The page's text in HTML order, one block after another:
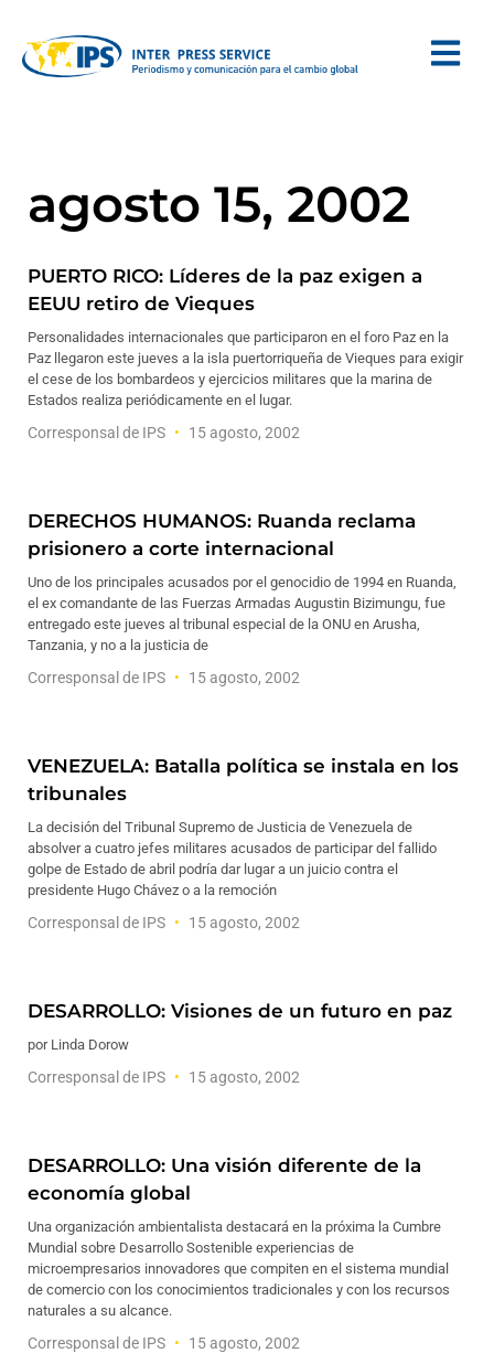
agosto 15, 2002
PUERTO RICO: Líderes de la paz exigen a
EEUU retiro de Vieques
Personalidades internacionales que participaron en el foro Paz en la
Paz llegaron este jueves a la isla puertorriqueña de Vieques para exigir
el cese de los bombardeos y ejercicios militares que la marina de
Estados realiza periódicamente en el lugar.
Corresponsal de IPS 15 agosto, 2002
DERECHOS HUMANOS: Ruanda reclama
prisionero a corte internacional
Uno de los principales acusados por el genocidio de 1994 en Ruanda,
el ex comandante de las Fuerzas Armadas Augustin Bizimungu, fue
entregado este jueves al tribunal especial de la ONU en Arusha,
Tanzania, y no a la justicia de
Corresponsal de IPS 15 agosto, 2002
VENEZUELA: Batalla política se instala en los
tribunales
La decisión del Tribunal Supremo de Justicia de Venezuela de
absolver a cuatro jefes militares acusados de participar del fallido
golpe de Estado de abril podría dar lugar a un juicio contra el
presidente Hugo Chávez o a la remoción
Corresponsal de IPS 15 agosto, 2002
DESARROLLO: Visiones de un futuro en paz
por Linda Dorow
Corresponsal de IPS 15 agosto, 2002
DESARROLLO: Una visión diferente de la
economía global
Una organización ambientalista destacará en la próxima la Cumbre
Mundial sobre Desarrollo Sostenible experiencias de
microempresarios innovadores que compiten en el sistema mundial
de comercio con los conocimientos tradicionales y con los recursos
naturales a su alcance.
Corresponsal de IPS 15 agosto, 2002